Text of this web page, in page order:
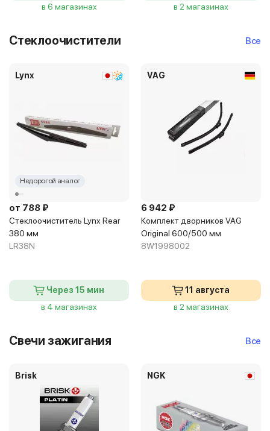
в 6 магазинах в 2 магазинах
Стеклоочистители Все
Lynx
Недорогой аналог
от 788 ₽
Стеклоочиститель Lynx Rear
380 мм
LR38N
Через 15 мин
в 4 магазинах
VAG
6 942 ₽
Комплект дворников VAG
Original 600/500 мм
8W1998002
11 августа
в 2 магазинах
Свечи зажигания Все
Brisk NGK